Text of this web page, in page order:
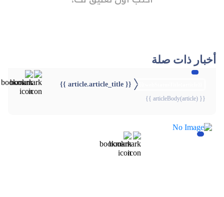
أخبار ذات صلة
{{ article.article_title }}
{{ articleBody(article) }}